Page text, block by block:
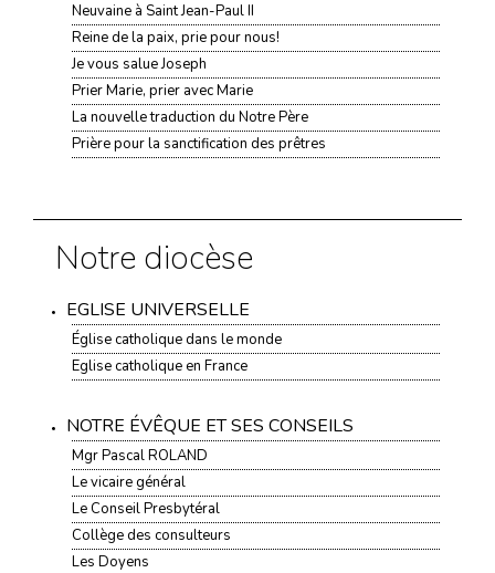
Neuvaine à Saint Jean-Paul II
Reine de la paix, prie pour nous!
Je vous salue Joseph
Prier Marie, prier avec Marie
La nouvelle traduction du Notre Père
Prière pour la sanctification des prêtres
Notre diocèse
EGLISE UNIVERSELLE
Église catholique dans le monde
Eglise catholique en France
NOTRE ÉVÊQUE ET SES CONSEILS
Mgr Pascal ROLAND
Le vicaire général
Le Conseil Presbytéral
Collège des consulteurs
Les Doyens